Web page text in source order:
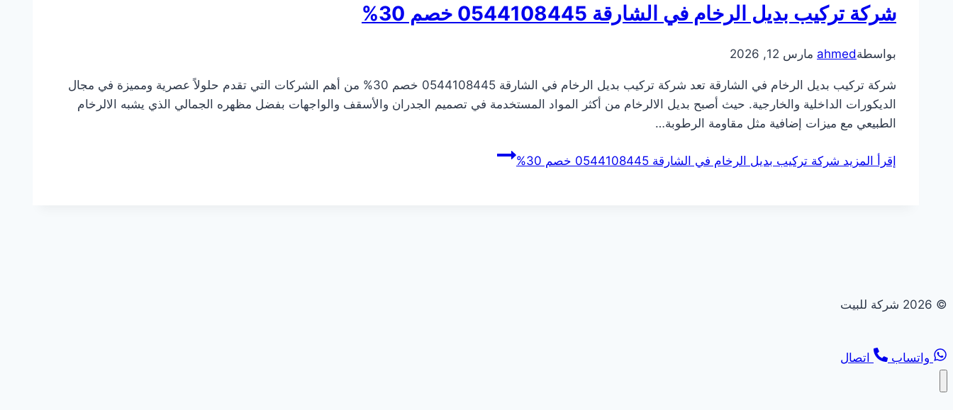
شركة تركيب بديل الرخام في الشارقة 0544108445 خصم 30%
بواسطةahmed مارس 12, 2026
شركة تركيب بديل الرخام في الشارقة تعد شركة تركيب بديل الرخام في الشارقة 0544108445 خصم 30% من أهم الشركات التي تقدم حلولاً عصرية ومميزة في مجال
الديكورات الداخلية والخارجية. حيث أصبح بديل الالرخام من أكثر المواد المستخدمة في تصميم الجدران والأسقف والواجهات بفضل مظهره الجمالي الذي يشبه الالرخام
الطبيعي مع ميزات إضافية مثل مقاومة الرطوبة…
إقرأ المزيد شركة تركيب بديل الرخام في الشارقة 0544108445 خصم 30%
© 2026 شركة للبيت
واتساب اتصال